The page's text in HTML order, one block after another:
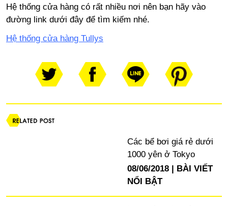
Hệ thống cửa hàng có rất nhiều nơi nên bạn hãy vào
đường link dưới đây để tìm kiếm nhé.
Hệ thống cửa hàng Tullys
Các bể bơi giá rẻ dưới
1000 yên ở Tokyo
08/06/2018
BÀI VIẾT
NỔI BẬT